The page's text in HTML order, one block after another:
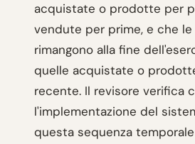
acquistate o prodotte per
vendute per prime, e che le
rimangono alla fine
quelle acquistate o
recente. Il revisore verifica
l'implementazione del
questa sequenza